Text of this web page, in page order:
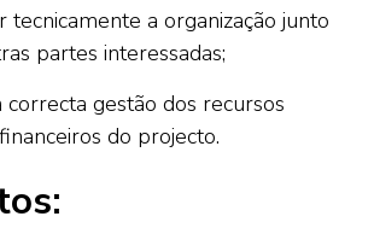
tecnicamente a organização junto
partes interessadas;
correcta gestão dos recursos
do projecto.